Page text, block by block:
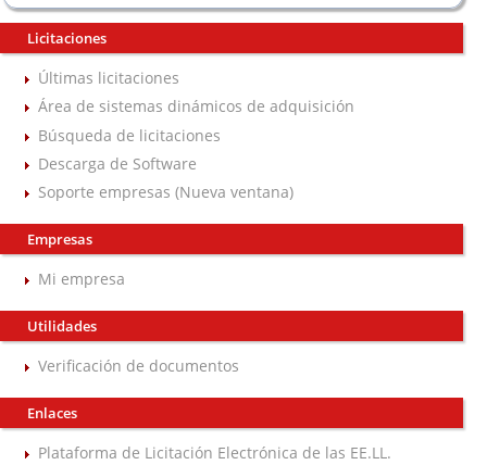
Licitaciones
Últimas licitaciones
Área de sistemas dinámicos de adquisición
Búsqueda de licitaciones
Descarga de Software
Soporte empresas (Nueva ventana)
Empresas
Mi empresa
Utilidades
Verificación de documentos
Enlaces
Plataforma de Licitación Electrónica de las EE.LL.